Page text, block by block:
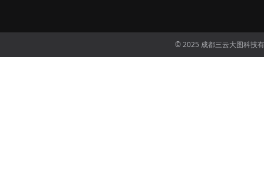
© 2025 成都三云大图科技